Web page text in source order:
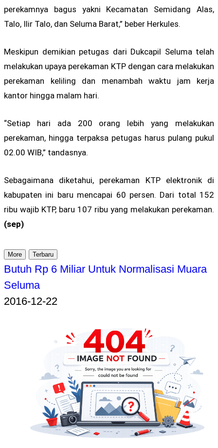
perekamnya bagus yakni Kecamatan Semidang Alas,
Talo, Ilir Talo, dan Seluma Barat,” beber Herkules.
Meskipun demikian petugas dari Dukcapil Seluma telah
melakukan upaya perekaman KTP dengan cara melakukan
perekaman keliling dan menambah waktu jam kerja
kantor hingga malam hari.
“Setiap hari ada 200 orang lebih yang melakukan
perekaman, hingga terpaksa petugas harus pulang pukul
02.00 WIB,” tandasnya.
Sebagaimana diketahui, perekaman KTP elektronik di
kabupaten ini baru mencapai 60 persen. Dari total 152
ribu wajib KTP, baru 107 ribu yang melakukan perekaman.
(sep)
More Terbaru
Butuh Rp 6 Miliar Untuk Normalisasi Muara
Seluma
2016-12-22